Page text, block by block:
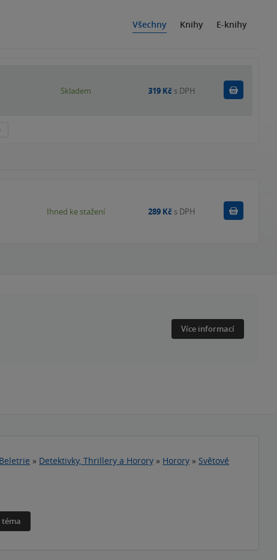
Všechny Knihy E-knihy
Skladem 319 Kč s DPH
Ihned ke stažení 289 Kč s DPH Koupit
Více informací
Beletrie » Detektivky, Thrillery a Horory » Horory » Světové